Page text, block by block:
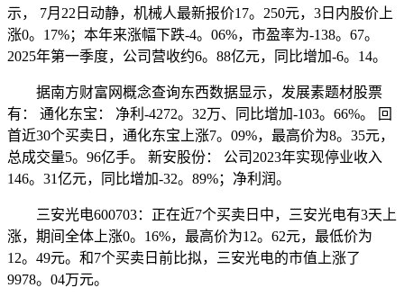
示， 7月22日动静，机械人最新报价17。250元，3日内股价上
涨0。17%；本年来涨幅下跌-4。06%，市盈率为-138。67。
2025年第一季度，公司营收约6。88亿元，同比增加-6。14。
据南方财富网概念查询东西数据显示，发展素题材股票
有： 通化东宝： 净利-4272。32万、同比增加-103。66%。 回
首近30个买卖日，通化东宝上涨7。09%，最高价为8。35元，
总成交量5。96亿手。 新安股份： 公司2023年实现停业收入
146。31亿元，同比增加-32。89%；净利润。
三安光电600703：正在近7个买卖日中，三安光电有3天上
涨，期间全体上涨0。16%，最高价为12。62元，最低价为
12。49元。和7个买卖日前比拟，三安光电的市值上涨了
9978。04万元。